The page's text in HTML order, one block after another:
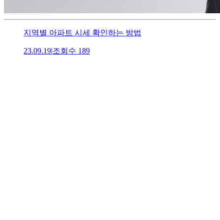
지역별 아파트 시세 확인하는 방법
23.09.19|조회수 189